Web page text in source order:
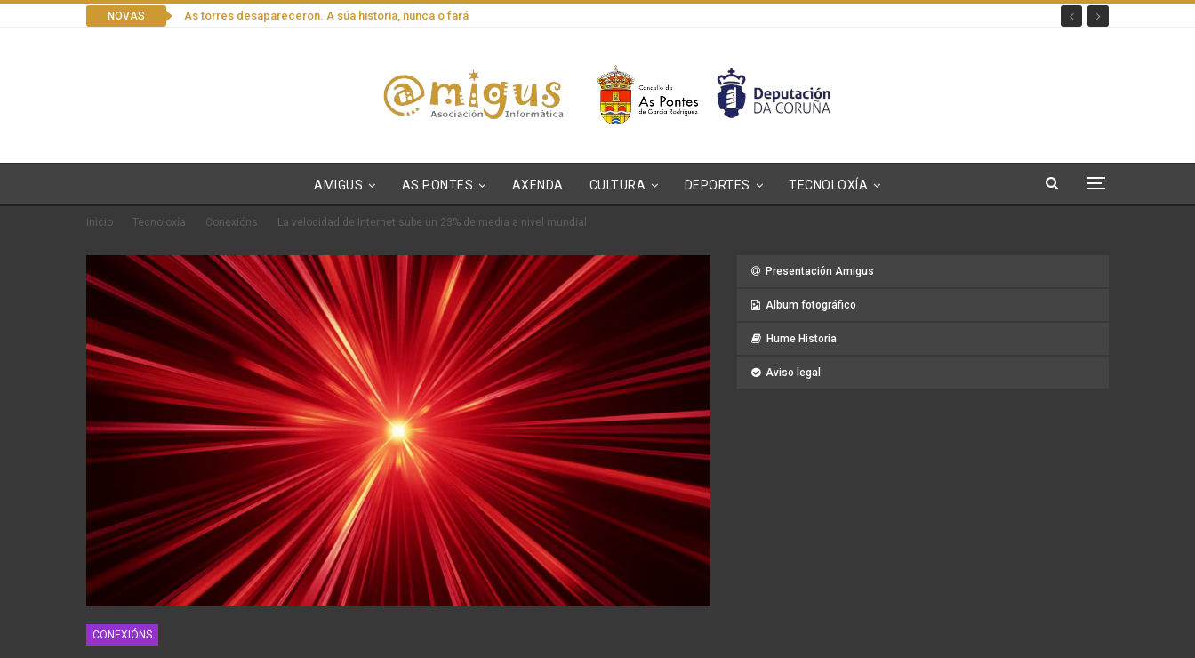
NOVAS As torres desapareceron. A súa historia, nunca o fará
AMIGUS AS PONTES AXENDA CULTURA DEPORTES TECNOLOXÍA
Inicio Tecnoloxía Conexións La velocidad de Internet sube un 23% de media a nivel mundial
CONEXIÓNS
Presentación Amigus
Album fotográfico
Hume Historia
Aviso legal